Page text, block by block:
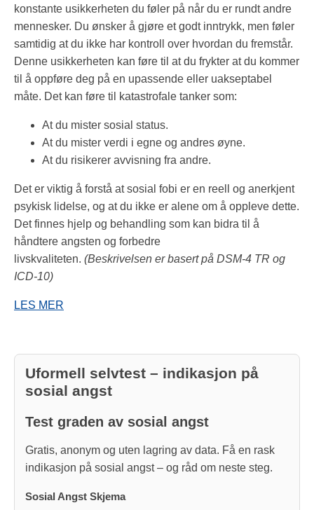
konstante usikkerheten du føler på når du er rundt andre
mennesker. Du ønsker å gjøre et godt inntrykk, men føler
samtidig at du ikke har kontroll over hvordan du fremstår.
Denne usikkerheten kan føre til at du frykter at du kommer
til å oppføre deg på en upassende eller uakseptabel
måte. Det kan føre til katastrofale tanker som:
At du mister sosial status.
At du mister verdi i egne og andres øyne.
At du risikerer avvisning fra andre.
Det er viktig å forstå at sosial fobi er en reell og anerkjent
psykisk lidelse, og at du ikke er alene om å oppleve dette.
Det finnes hjelp og behandling som kan bidra til å
håndtere angsten og forbedre
livskvaliteten. (Beskrivelsen er basert på DSM-4 TR og
ICD-10)
LES MER
Uformell selvtest – indikasjon på
sosial angst
Test graden av sosial angst
Gratis, anonym og uten lagring av data. Få en rask
indikasjon på sosial angst – og råd om neste steg.
Sosial Angst Skjema